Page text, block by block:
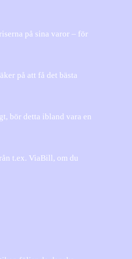
på sina varor – för
på att få det bästa
bör detta ibland vara en
t.ex. ViaBill, om du